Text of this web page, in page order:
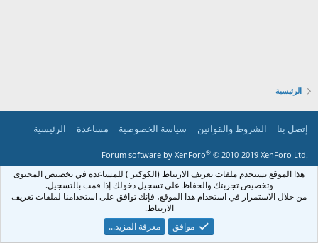
الرئيسية
إتصل بنا الشروط والقوانين سياسة الخصوصية مساعدة الرئيسية
Forum software by XenForo® © 2010-2019 XenForo Ltd.
هذا الموقع يستخدم ملفات تعريف الارتباط (الكوكيز ) للمساعدة في تخصيص المحتوى
وتخصيص تجربتك والحفاظ على تسجيل دخولك إذا قمت بالتسجيل.
من خلال الاستمرار في استخدام هذا الموقع، فإنك توافق على استخدامنا لملفات تعريف
الارتباط.
موافق
معرفة المزيد...